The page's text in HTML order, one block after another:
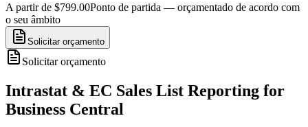
A partir de $799.00Ponto de partida — orçamentado de acordo com
o seu âmbito
Solicitar orçamento
Solicitar orçamento
Intrastat & EC Sales List Reporting for
Business Central